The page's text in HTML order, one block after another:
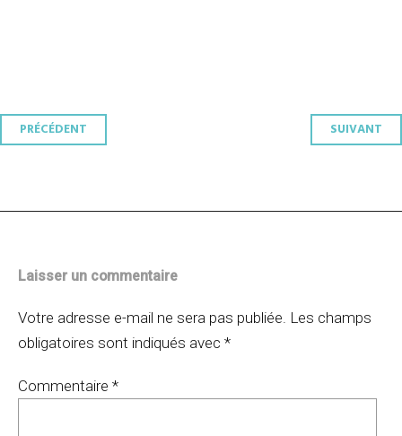
Navigation
PRÉCÉDENT SUIVANT
Laisser un commentaire
Votre adresse e-mail ne sera pas publiée. Les champs
obligatoires sont indiqués avec *
Commentaire *